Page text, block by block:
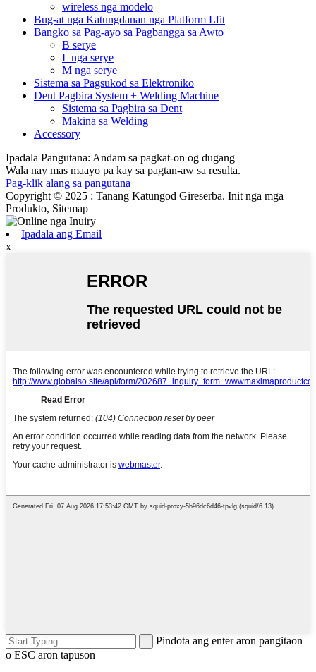
wireless nga modelo
Bug-at nga Katungdanan nga Platform Lfit
Bangko sa Pag-ayo sa Pagbangga sa Awto
B serye
L nga serye
M nga serye
Sistema sa Pagsukod sa Elektroniko
Dent Pagbira System + Welding Machine
Sistema sa Pagbira sa Dent
Makina sa Welding
Accessory
Ipadala Pangutana: Andam sa pagkat-on og dugang
Wala nay mas maayo pa kay sa pagtan-aw sa resulta.
Pag-klik alang sa pangutana
Copyright © 2025 : Tanang Katungod Gireserba. Init nga mga
Produkto, Sitemap
Ipadala ang Email
x
Pindota ang enter aron pangitaon
o ESC aron tapuson